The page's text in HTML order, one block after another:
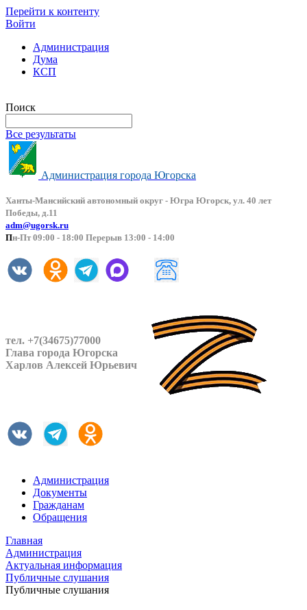
Перейти к контенту
Войти
Администрация
Дума
КСП
Поиск
Все результаты
Администрация города Югорска
Ханты-Мансийский автономный округ - Югра Югорск, ул. 40 лет
Победы, д.11
adm@ugorsk.ru
Пн-Пт 09:00 - 18:00 Перерыв 13:00 - 14:00
тел. +7(34675)77000
Глава города Югорска
Харлов Алексей Юрьевич
Администрация
Документы
Гражданам
Обращения
Главная
Администрация
Актуальная информация
Публичные слушания
Публичные слушания